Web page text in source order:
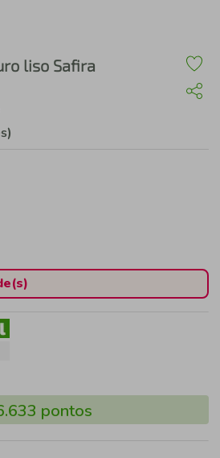
liso Safira
pontos